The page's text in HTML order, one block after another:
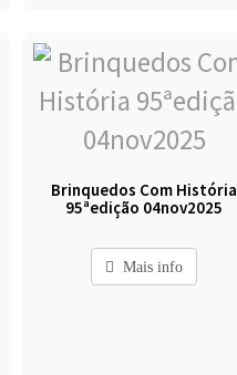
Brinquedos Com História
95ªedição 04nov2025
Mais info